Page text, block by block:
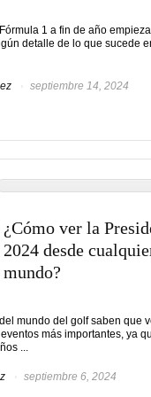
1 a fin de año
detalle de lo que sucede
septiembre 14, 2024
¿Cómo ver la
2024 desde
mundo?
mundo del golf saben que
más importantes, ya
...
septiembre 6, 2024